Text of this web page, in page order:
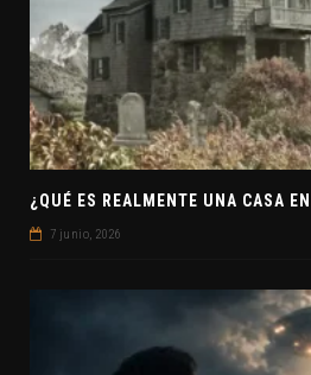
¿QUÉ ES REALMENTE UNA CASA
7 junio, 2026